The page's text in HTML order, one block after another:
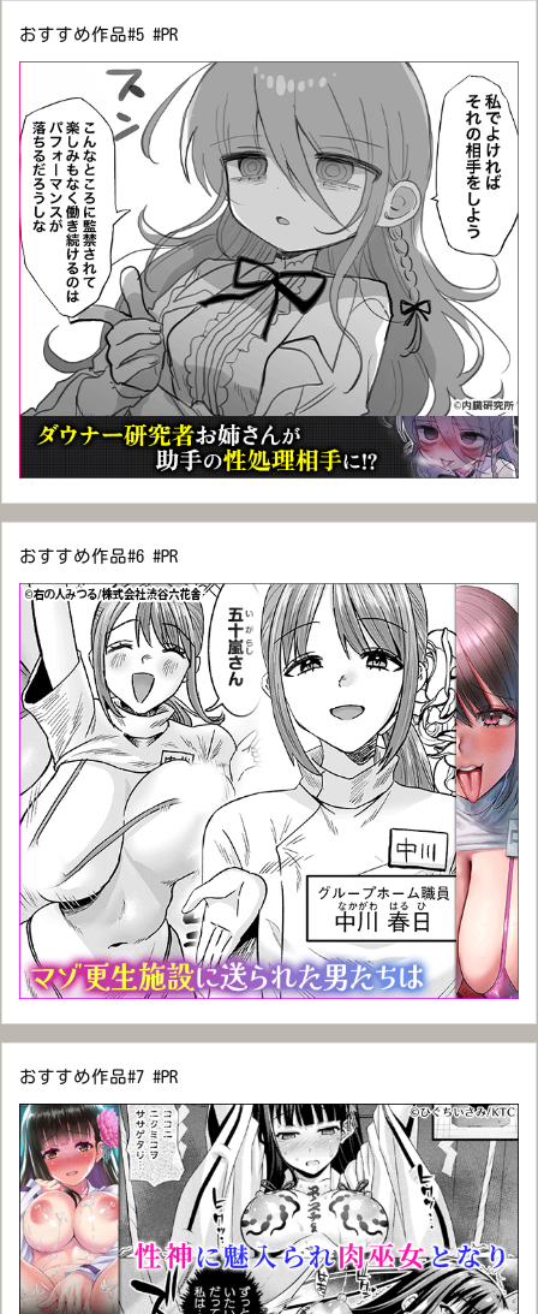
おすすめ作品#5 #PR
おすすめ作品#6 #PR
おすすめ作品#7 #PR